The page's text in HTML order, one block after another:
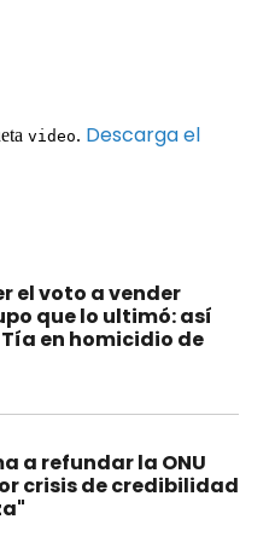
video. Descarga el
el voto a vender
que lo ultimó: así
en homicidio de
a refundar la ONU
crisis de credibilidad